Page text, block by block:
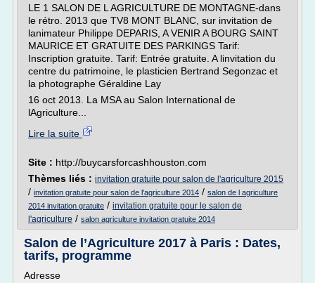
LE 1 SALON DE L AGRICULTURE DE MONTAGNE-dans
le rétro. 2013 que TV8 MONT BLANC, sur invitation de
lanimateur Philippe DEPARIS, A VENIR A BOURG SAINT
MAURICE ET GRATUITE DES PARKINGS Tarif:
Inscription gratuite. Tarif: Entrée gratuite. A linvitation du
centre du patrimoine, le plasticien Bertrand Segonzac et
la photographe Géraldine Lay
16 oct 2013. La MSA au Salon International de
lAgriculture...
Lire la suite
Site : http://buycarsforcashhouston.com
Thèmes liés : invitation gratuite pour salon de l'agriculture 2015
/ invitation gratuite pour salon de l'agriculture 2014 / salon de l agriculture
2014 invitation gratuite / invitation gratuite pour le salon de
l'agriculture / salon agriculture invitation gratuite 2014
Salon de l’Agriculture 2017 à Paris : Dates,
tarifs, programme
Adresse